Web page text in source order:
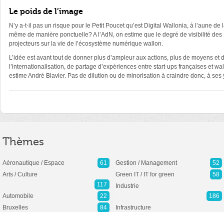
Le poids de l’image
N’y a-t-il pas un risque pour le Petit Poucet qu’est Digital Wallonia, à l’aune
même de manière ponctuelle? A l’AdN, on estime que le degré de visibilité
projecteurs sur la vie de l’écosystème numérique wallon.
L’idée est avant tout de donner plus d’ampleur aux actions, plus de moyens
l’internationalisation, de partage d’expériences entre start-ups françaises et
estime André Blavier. Pas de dilution ou de minorisation à craindre donc, à ses
Thèmes
Aéronautique / Espace
61
Arts / Culture
117
Automobile
22
Bruxelles
84
Gestion / Management
52
Green IT / IT for green
58
Industrie
186
Infrastructure